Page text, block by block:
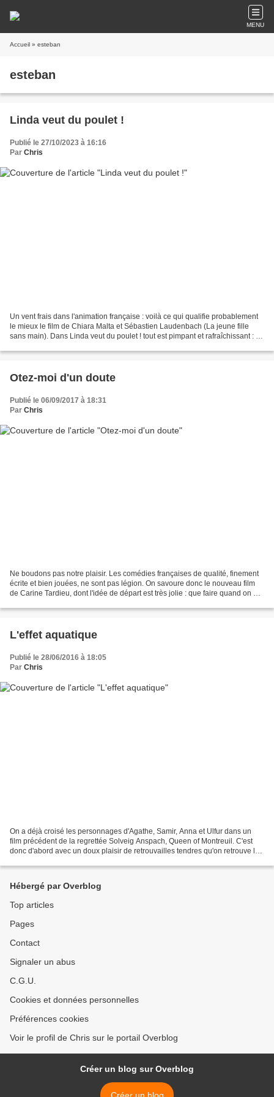
MENU
Accueil » esteban
esteban
Linda veut du poulet !
Publié le 27/10/2023 à 16:16
Par Chris
Un vent frais dans l'animation française : voilà ce qui qualifie probablement
le mieux le film de Chiara Malta et Sébastien Laudenbach (La jeune fille
sans main). Dans Linda veut du poulet ! tout est pimpant et rafraîchissant : la
Otez-moi d'un doute
Publié le 06/09/2017 à 18:31
Par Chris
Ne boudons pas notre plaisir. Les comédies françaises de qualité, finement
écrite et bien jouées, ne sont pas légion. On savoure donc le nouveau film
de Carine Tardieu, dont l'idée de départ est très jolie : que faire quand on est
L'effet aquatique
Publié le 28/06/2016 à 18:05
Par Chris
On a déjà croisé les personnages d'Agathe, Samir, Anna et Ulfur dans un
film précédent de la regrettée Solveig Anspach, Queen of Montreuil. C'est
donc d'abord avec un doux plaisir de retrouvailles tendres qu'on retrouve le
Hébergé par Overblog
Top articles
Pages
Contact
Signaler un abus
C.G.U.
Cookies et données personnelles
Préférences cookies
Voir le profil de Chris sur le portail Overblog
Créer un blog sur Overblog